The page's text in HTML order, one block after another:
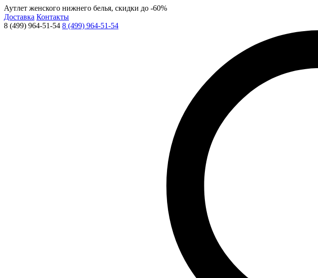
Аутлет женского нижнего белья, скидки до -60%
Доставка Контакты
8 (499) 964-51-54 8 (499) 964-51-54